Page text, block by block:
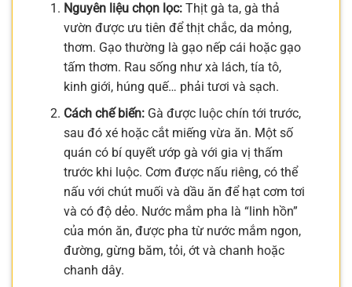
Nguyên liệu chọn lọc:Thịt gà ta, gà thả
vườn được ưu tiên để thịt chắc, da mỏng,
thơm. Gạo thường là gạo nếp cái hoặc gạo
tấm thơm. Rau sống như xà lách, tía tô,
kinh giới, húng quế… phải tươi và sạch.
Cách chế biến:Gà được luộc chín tới trước,
sau đó xé hoặc cắt miếng vừa ăn. Một số
quán có bí quyết ướp gà với gia vị thấm
trước khi luộc. Cơm được nấu riêng, có thể
nấu với chút muối và dầu ăn để hạt cơm tơi
và có độ dẻo. Nước mắm pha là “linh hồn”
của món ăn, được pha từ nước mắm ngon,
đường, gừng băm, tỏi, ớt và chanh hoặc
chanh dây.